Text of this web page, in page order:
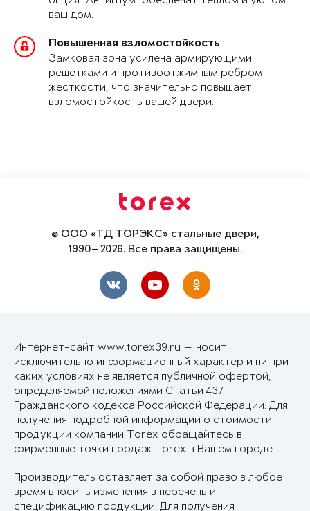
ваш дом.
Повышенная взломостойкость
Замковая зона усилена армирующими
решетками и противоотжимным ребром
жесткости, что значительно повышает
взломостойкость вашей двери.
© ООО «ТД ТОРЭКС» стальные двери,
1990—2026. Все права защищены.
Интернет-сайт www.torex39.ru — носит
исключительно информационный характер и ни при
каких условиях не является публичной офертой,
определяемой положениями Статьи 437
Гражданского кодекса Российской Федерации. Для
получения подробной информации о стоимости
продукции компании Torex обращайтесь в
фирменные точки продаж Torex в Вашем городе.
Производитель оставляет за собой право в любое
время вносить изменения в перечень и
спецификацию продукции. Для получения